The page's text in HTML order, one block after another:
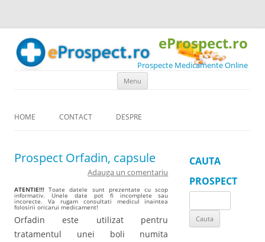
eProspect.ro
Prospecte Medicamente Online
Menu
HOME CONTACT DESPRE
Prospect Orfadin, capsule
Adauga un comentariu
ATENTIE!!! Toate datele sunt prezentate cu scop
informativ. Unele date pot fi incomplete sau
incorecte. Va rugam consultati medicul inaintea
folosirii oricarui medicament!
Orfadin este utilizat pentru
tratamentul unei boli numita
CAUTA
PROSPECT
for: